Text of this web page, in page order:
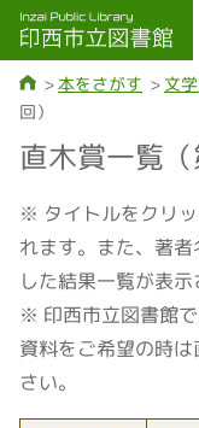
本をさがす 文
回）
直木賞一覧
※ タイトルをクリ
れます。また、著
した結果一覧が表示
※ 印西市立図書館で
資料をご希望の時
さい。